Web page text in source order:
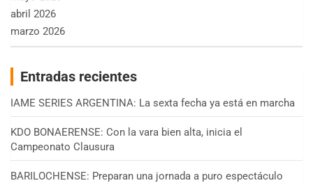
abril 2026
marzo 2026
Entradas recientes
IAME SERIES ARGENTINA: La sexta fecha ya está en marcha
KDO BONAERENSE: Con la vara bien alta, inicia el
Campeonato Clausura
BARILOCHENSE: Preparan una jornada a puro espectáculo